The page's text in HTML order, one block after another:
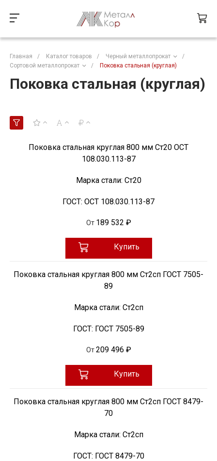
Главная / Каталог товаров / Черный металлопрокат
/
Сортовой металлопрокат
/ Поковка стальная (круглая)
Поковка стальная (круглая)
Поковка стальная круглая 800 мм Ст20 ОСТ
108.030.113-87
Марка стали: Ст20
ГОСТ: ОСТ 108.030.113-87
От 189 532 ₽
Купить
Поковка стальная круглая 800 мм Ст2сп ГОСТ 7505-
89
Марка стали: Ст2сп
ГОСТ: ГОСТ 7505-89
От 209 496 ₽
Купить
Поковка стальная круглая 800 мм Ст2сп ГОСТ 8479-
70
Марка стали: Ст2сп
ГОСТ: ГОСТ 8479-70